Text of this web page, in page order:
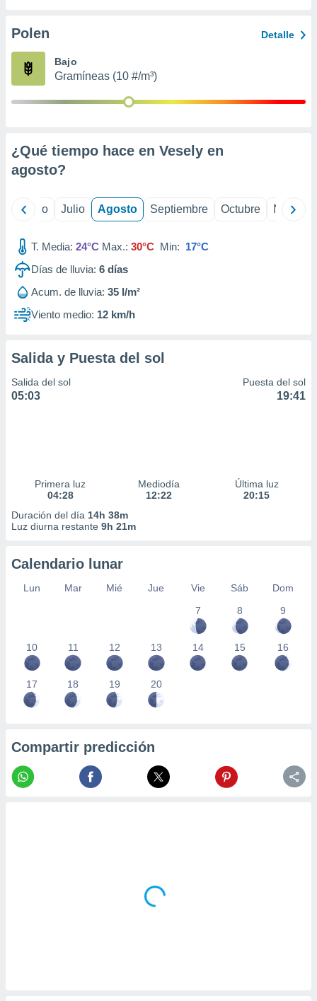
e
mediante
de
1199
Polen Detalle
Bajo
Gramíneas (10 #/m³)
¿Qué tiempo hace en Vesely en
agosto?
Junio Julio Agosto Septiembre Octubre
T. Media: 24°C Max.: 30°C Min: 17°C
Días de lluvia: 6 días
Acum. de lluvia: 35 l/m²
Viento medio: 12 km/h
Salida y Puesta del sol
Salida del sol
05:03
Puesta del sol
19:41
Primera luz
04:28
Mediodía
12:22
Última luz
20:15
Duración del día 14h 38m
Luz diurna restante 9h 21m
Calendario lunar
Lun Mar Mié Jue Vie Sáb
Dom
7
8 9
10 11 12 13 14 15 16
17 18 19 20
Compartir predicción